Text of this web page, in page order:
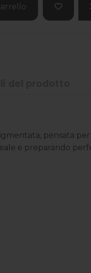
pensata
e preparando